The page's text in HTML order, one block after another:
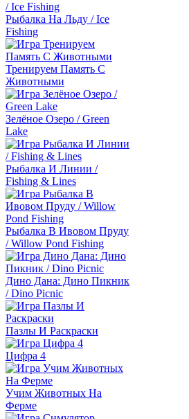
Рыбалка На Льду / Ice
Fishing
Тренируем Память С
Животными
Зелёное Озеро / Green
Lake
Рыбалка И Линии /
Fishing & Lines
Рыбалка В Ивовом Пруду
/ Willow Pond Fishing
Дино Дана: Дино Пикник
/ Dino Picnic
Пазлы И Раскраски
Цифра 4
Учим Животных На
Ферме